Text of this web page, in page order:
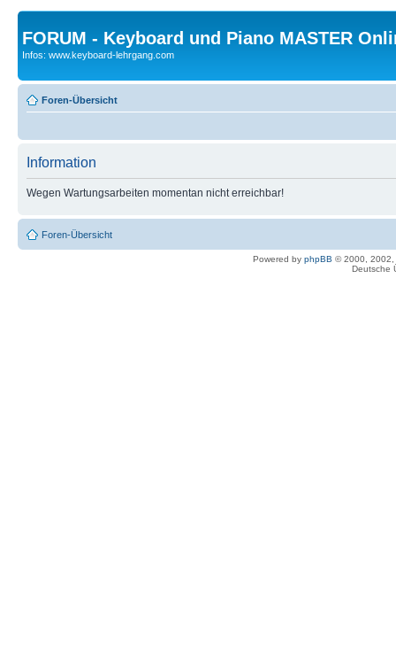
FORUM - Keyboard und Piano MASTER
Infos: www.keyboard-lehrgang.com
Foren-Übersicht
Information
Wegen Wartungsarbeiten momentan nicht erreichbar!
Foren-Übersicht
Powered by phpBB © 2000,
Deutsche